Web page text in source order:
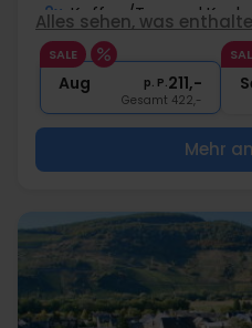
2x Kaffee/Tee und
1x ein Gratisgetränk
∞ Gratis Nutzung Spa-/
Alles sehen, was
SALE
Aug p. P.211,-
Gesamt 422,-
Mehr